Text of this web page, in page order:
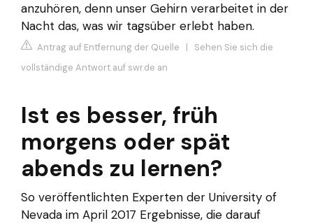
anzuhören, denn unser Gehirn verarbeitet in der
Nacht das, was wir tagsüber erlebt haben.
Antrag auf Entfernung der Quelle | Sehen Sie sich die
vollständige Antwort auf swr.de an
Ist es besser, früh
morgens oder spät
abends zu lernen?
So veröffentlichten Experten der University of
Nevada im April 2017 Ergebnisse, die darauf